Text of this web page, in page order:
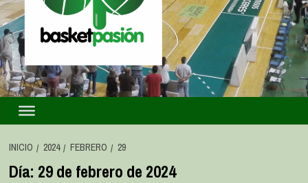
INICIO 2024 FEBRERO 29
Día: 29 de febrero de 2024